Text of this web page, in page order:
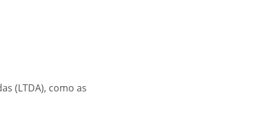
(LTDA), como as